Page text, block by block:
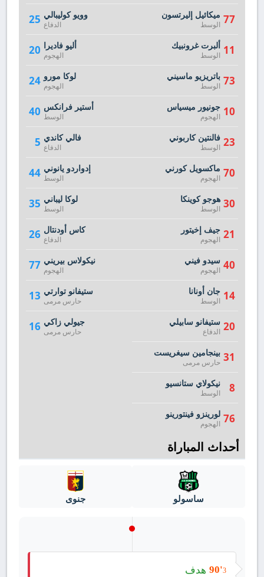
25 وويو كوليبالي
الدفاع
20 أليو فاديرا
الهجوم
24 لوكا مورو
الهجوم
40 أستير فرانكس
الوسط
5 فالي كاندي
الدفاع
44 إدواردو يانوني
الوسط
35 لوكا ليباني
الوسط
26 كاس أودنتال
الدفاع
77 نيكولاس بيريني
الهجوم
13 ستيفانو توارتي
حارس مرمى
16 جيولي زاكي
حارس مرمى
77 ميكائيل إليرتسون
الوسط
11 ألبرت غرونبيك
الوسط
73 باتريزيو ماسيني
الوسط
10 جونيور ميسياس
الهجوم
23 فالنتين كاربوني
الوسط
70 ماكسويل كورني
الهجوم
30 هوجو كوينكا
الوسط
21 جيف إخيتور
الهجوم
40 سيدو فيني
الهجوم
14 جان أونانا
الوسط
20 ستيفانو سابيلي
الدفاع
31 بينجامين سيغريست
حارس مرمى
8 نيكولاي ستانسيو
الوسط
76 لورينزو فينتورينو
الهجوم
أحداث المباراة
ساسولو جنوى
90'3
هدف